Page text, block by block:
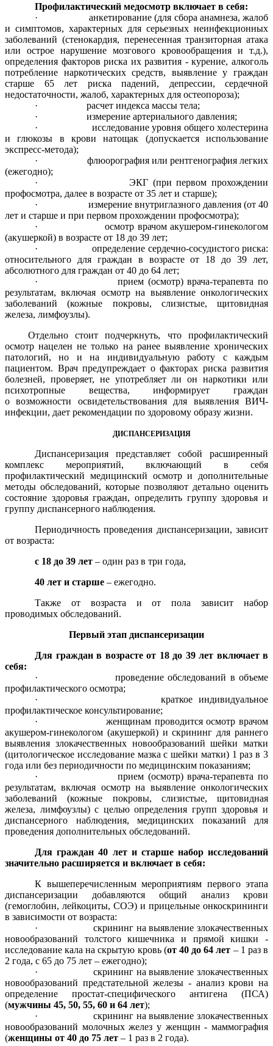
Профилактический медосмотр включает в себя:
· анкетирование (для сбора анамнеза, жалоб
и симптомов, характерных для серьезных неинфекционных
заболеваний (стенокардия, перенесенная транзиторная атака
или острое нарушение мозгового кровообращения и т.д.),
определения факторов риска их развития - курение, алкоголь
потребление наркотических средств, выявление у граждан
старше 65 лет риска падений, депрессии, сердечной
недостаточности, жалоб, характерных для остеопороза);
· расчет индекса массы тела;
· измерение артериального давления;
· исследование уровня общего холестерина
и глюкозы в крови натощак (допускается использование
экспресс-метода);
· флюорография или рентгенография легких
(ежегодно);
· ЭКГ (при первом прохождении
профосмотра, далее в возрасте от 35 лет и старше);
· измерение внутриглазного давления (от 40
лет и старше и при первом прохождении профосмотра);
· осмотр врачом акушером-гинекологом
(акушеркой) в возрасте от 18 до 39 лет;
· определение сердечно-сосудистого риска:
относительного для граждан в возрасте от 18 до 39 лет,
абсолютного для граждан от 40 до 64 лет;
· прием (осмотр) врача-терапевта по
результатам, включая осмотр на выявление онкологических
заболеваний (кожные покровы, слизистые, щитовидная
железа, лимфоузлы).
Отдельно стоит подчеркнуть, что профилактический
осмотр нацелен не только на ранее выявление хронических
патологий, но и на индивидуальную работу с каждым
пациентом. Врач предупреждает о факторах риска развития
болезней, проверяет, не употребляет ли он наркотики или
психотропные вещества, информирует граждан
о возможности освидетельствования для выявления ВИЧ-
инфекции, дает рекомендации по здоровому образу жизни.
ДИСПАНСЕРИЗАЦИЯ
Диспансеризация представляет собой расширенный
комплекс мероприятий, включающий в себя
профилактический медицинский осмотр и дополнительные
методы обследований, которые позволяют детально оценить
состояние здоровья граждан, определить группу здоровья и
группу диспансерного наблюдения.
Периодичность проведения диспансеризации, зависит
от возраста:
с 18 до 39 лет – один раз в три года,
40 лет и старше – ежегодно.
Также от возраста и от пола зависит набор
проводимых обследований.
Первый этап диспансеризации
Для граждан в возрасте от 18 до 39 лет включает в
себя:
· проведение обследований в объеме
профилактического осмотра;
· краткое индивидуальное
профилактическое консультирование;
· женщинам проводится осмотр врачом
акушером-гинекологом (акушеркой) и скрининг для раннего
выявления злокачественных новообразований шейки матки
(цитологическое исследование мазка с шейки матки) 1 раз в 3
года или без периодичности по медицинским показаниям;
· прием (осмотр) врача-терапевта по
результатам, включая осмотр на выявление онкологических
заболеваний (кожные покровы, слизистые, щитовидная
железа, лимфоузлы) с целью определения групп здоровья и
диспансерного наблюдения, медицинских показаний для
проведения дополнительных обследований.
Для граждан 40 лет и старше набор исследований
значительно расширяется и включает в себя:
К вышеперечисленным мероприятиям первого этапа
диспансеризации добавляются общий анализ крови
(гемоглобин, лейкоциты, СОЭ) и прицельные онкоскрининги
в зависимости от возраста:
· скрининг на выявление злокачественных
новообразований толстого кишечника и прямой кишки -
исследование кала на скрытую кровь (от 40 до 64 лет – 1 раз в
2 года, с 65 до 75 лет – ежегодно);
· скрининг на выявление злокачественных
новообразований предстательной железы - анализ крови на
определение простат-специфического антигена (ПСА)
(мужчины 45, 50, 55, 60 и 64 лет);
· скрининг на выявление злокачественных
новообразований молочных желез у женщин - маммография
(женщины от 40 до 75 лет – 1 раз в 2 года).